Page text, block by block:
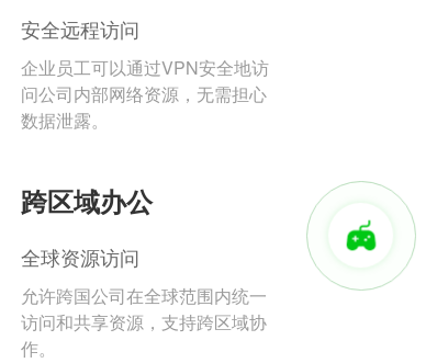
安全远程访问
企业员工可以通过VPN安全地访
问公司内部网络资源，无需担心
数据泄露。
跨区域办公
全球资源访问
允许跨国公司在全球范围内统一
访问和共享资源，支持跨区域协
作。